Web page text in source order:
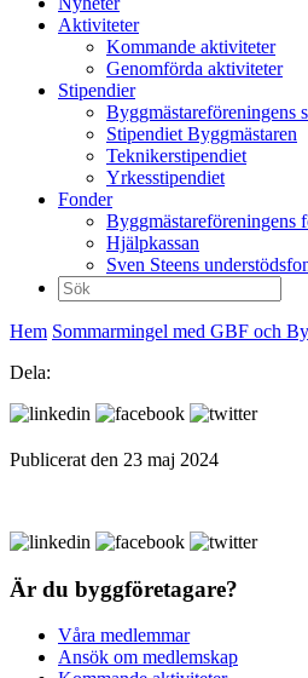
Aktiviteter
Kommande aktiviteter
Genomförda aktiviteter
Stipendier
Byggmästareföreningens
Stipendiet Byggmästaren
Teknikerstipendiet
Yrkesstipendiet
Fonder
Byggmästareföreningens
Hjälpkassan
Sven Steens
Sök
efter:
Hem Sommarmingel med GBF och
Dela:
Publicerat den 23 maj 2024
Är du byggföretagare?
Våra medlemmar
Ansök om medlemskap